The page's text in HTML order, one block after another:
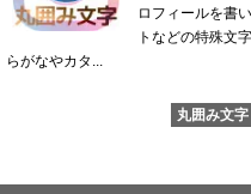
ロフィールを書
トなどの特殊文
らがなやカタ...
丸囲み文字